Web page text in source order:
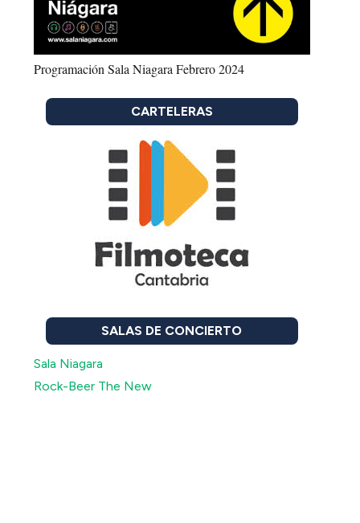
Programación Sala Niagara Febrero 2024
CARTELERAS
SALAS DE CONCIERTO
Sala Niagara
Rock-Beer The New